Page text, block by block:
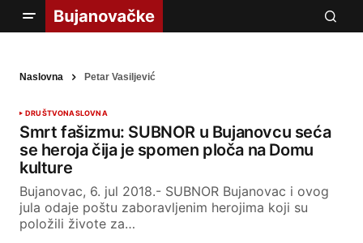
Naslovna Petar Vasiljević
DRUŠTVONASLOVNA
Smrt fašizmu: SUBNOR u Bujanovcu seća
se heroja čija je spomen ploča na Domu
kulture
Bujanovac, 6. jul 2018.- SUBNOR Bujanovac i ovog
jula odaje poštu zaboravljenim herojima koji su
položili živote za…